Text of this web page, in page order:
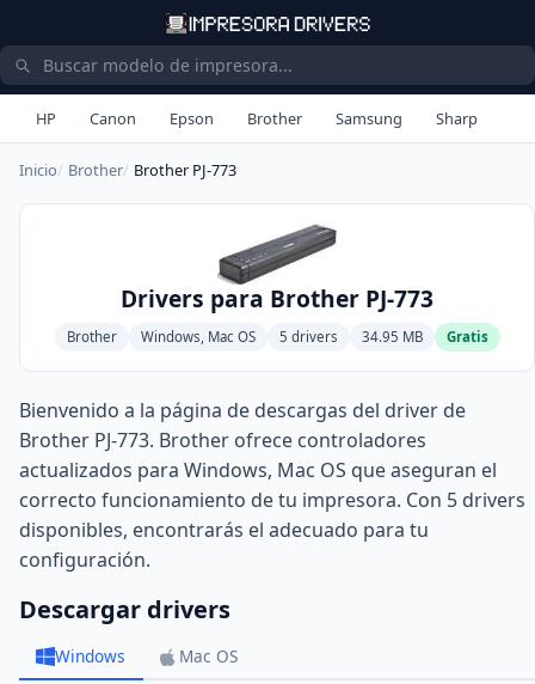
HP Canon Epson Brother Samsung Sharp
Inicio Brother Brother PJ-773
Drivers para Brother PJ-773
Brother Windows, Mac OS 5 drivers 34.95 MB Gratis
Bienvenido a la página de descargas del driver de
Brother PJ-773. Brother ofrece controladores
actualizados para Windows, Mac OS que aseguran el
correcto funcionamiento de tu impresora. Con 5 drivers
disponibles, encontrarás el adecuado para tu
configuración.
Descargar drivers
Windows Mac OS